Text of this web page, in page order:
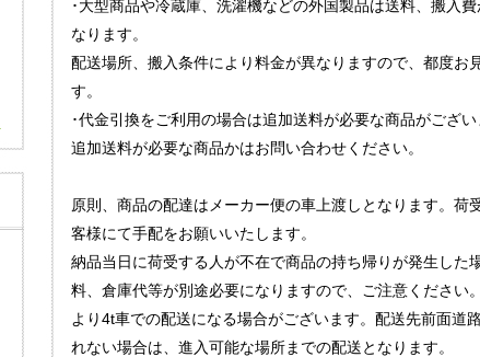
･大型商品や冷蔵庫、洗濯機などの外国製品は送料、搬入費
なります。
配送場所、搬入条件により料金が異なりますので、都度お
す。
･代金引換をご利用の場合は追加送料が必要な商品がござい
追加送料が必要な商品かはお問い合わせください。
原則、商品の配達はメーカー便の車上渡しとなります。荷
客様にて手配をお願いいたします。
納品当日に荷受する人が不在で商品の持ち帰りが発生した
料、倉庫代等が別途必要になりますので、ご注意ください
より4t車での配送になる場合がございます。配送先前面道
れない場合は、進入可能な場所までの配送となります。